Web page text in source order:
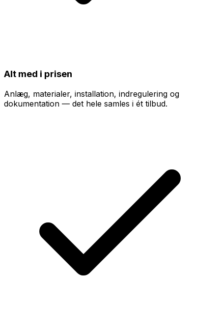
Alt med i prisen
Anlæg, materialer, installation, indregulering og
dokumentation — det hele samles i ét tilbud.